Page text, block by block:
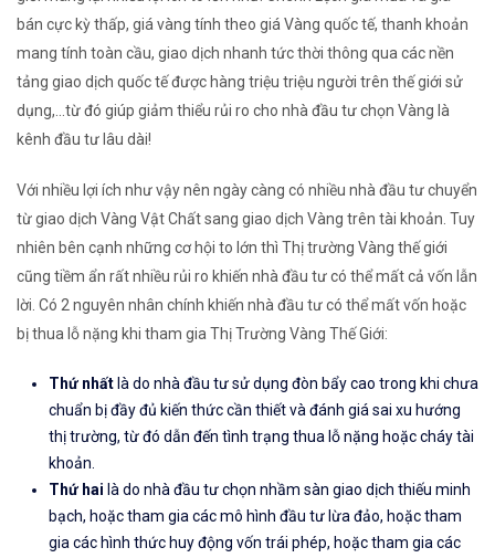
bán cực kỳ thấp, giá vàng tính theo giá Vàng quốc tế, thanh khoản
mang tính toàn cầu, giao dịch nhanh tức thời thông qua các nền
tảng giao dịch quốc tế được hàng triệu triệu người trên thế giới sử
dụng,...từ đó giúp giảm thiểu rủi ro cho nhà đầu tư chọn Vàng là
kênh đầu tư lâu dài!
Với nhiều lợi ích như vậy nên ngày càng có nhiều nhà đầu tư chuyển
từ giao dịch Vàng Vật Chất sang giao dịch Vàng trên tài khoản. Tuy
nhiên bên cạnh những cơ hội to lớn thì Thị trường Vàng thế giới
cũng tiềm ẩn rất nhiều rủi ro khiến nhà đầu tư có thể mất cả vốn lẫn
lời. Có 2 nguyên nhân chính khiến nhà đầu tư có thể mất vốn hoặc
bị thua lỗ nặng khi tham gia Thị Trường Vàng Thế Giới:
Thứ nhất là do nhà đầu tư sử dụng đòn bẩy cao trong khi chưa
chuẩn bị đầy đủ kiến thức cần thiết và đánh giá sai xu hướng
thị trường, từ đó dẫn đến tình trạng thua lỗ nặng hoặc cháy tài
khoản.
Thứ hai là do nhà đầu tư chọn nhầm sàn giao dịch thiếu minh
bạch, hoặc tham gia các mô hình đầu tư lừa đảo, hoặc tham
gia các hình thức huy động vốn trái phép, hoặc tham gia các